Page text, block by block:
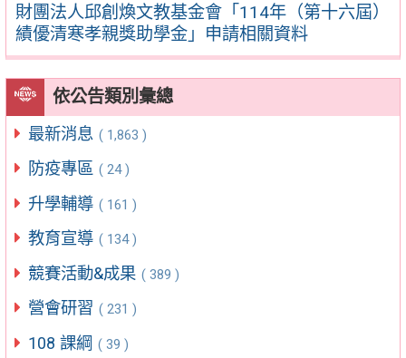
財團法人邱創煥文教基金會「114年（第十六屆）
績優清寒孝親獎助學金」申請相關資料
依公告類別彙總
最新消息 ( 1,863 )
防疫專區 ( 24 )
升學輔導 ( 161 )
教育宣導 ( 134 )
競賽活動&成果 ( 389 )
營會研習 ( 231 )
108 課綱 ( 39 )